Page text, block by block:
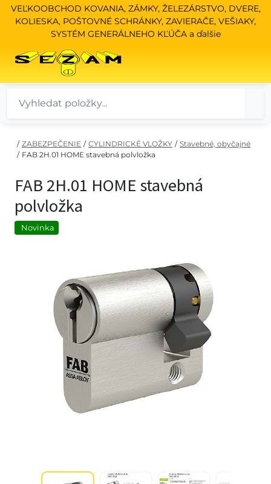
VEĽKOOBCHOD KOVANIA, ZÁMKY, ŽELEZÁRSTVO, DVERE,
KOLIESKA, POŠTOVNÉ SCHRÁNKY, ZAVIERAČE, VEŠIAKY,
SYSTÉM GENERÁLNEHO KĽÚČA a ďalšie
/ ZABEZPEČENIE / CYLINDRICKÉ VLOŽKY / Stavebné, obyčajné
/ FAB 2H.01 HOME stavebná polvložka
FAB 2H.01 HOME stavebná
polvložka
Novinka